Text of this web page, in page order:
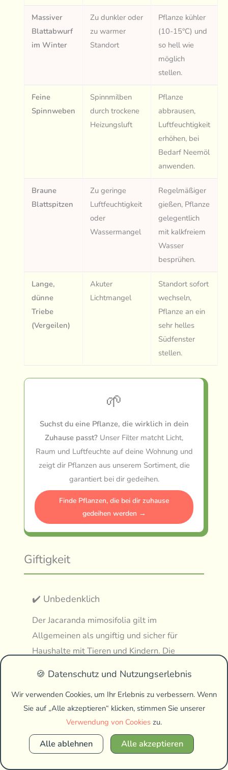
🍪 Datenschutz und Nutzungserlebnis
Wir verwenden Cookies, um Ihr Erlebnis zu verbessern. Wenn
Sie auf „Alle akzeptieren“ klicken, stimmen Sie unserer
Verwendung von Cookies zu.
Alle ablehnen Alle akzeptieren
Massiver
Blattabwurf
im Winter
Zu dunkler oder
zu warmer
Standort
Pflanze kühler
(10-15°C) und
so hell wie
möglich
stellen.
Feine
Spinnweben
Spinnmilben
durch trockene
Heizungsluft
Pflanze
abbrausen,
Luftfeuchtigkeit
erhöhen, bei
Bedarf Neemöl
anwenden.
Braune
Blattspitzen
Zu geringe
Luftfeuchtigkeit
oder
Wassermangel
Regelmäßiger
gießen, Pflanze
gelegentlich
mit kalkfreiem
Wasser
besprühen.
Lange,
dünne
Triebe
(Vergeilen)
Akuter
Lichtmangel
Standort sofort
wechseln,
Pflanze an ein
sehr helles
Südfenster
stellen.
🌱
Suchst du eine Pflanze, die wirklich in dein
Zuhause passt? Unser Filter matcht Licht,
Raum und Luftfeuchte auf deine Wohnung und
zeigt dir Pflanzen aus unserem Sortiment, die
garantiert bei dir gedeihen.
Finde Pflanzen, die bei dir zuhause
gedeihen werden →
Giftigkeit
✔️ Unbedenklich
Der Jacaranda mimosifolia gilt im
Allgemeinen als ungiftig und sicher für
Haushalte mit Tieren und Kindern. Die
bekannten Toxine, die schwere
Vergiftungserscheinungen hervorrufen
könnten. Dennoch ist es ratsam, darauf zu
achten, dass Haustiere nicht massenhaft an
den farnartigen Blättern knabbern, da die